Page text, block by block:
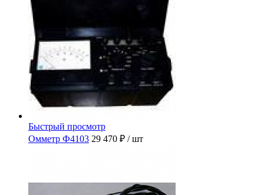
Быстрый просмотр
Омметр Ф4103 29 470 ₽ / шт